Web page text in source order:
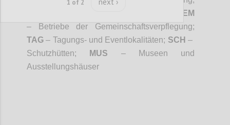
GEM
– Betriebe der Gemeinschaftsverpflegung;
TAG– Tagungs- und Eventlokalitäten; SCH–
Schutzhütten;
MUS – Museen und
Ausstellungshäuser
1 of 2